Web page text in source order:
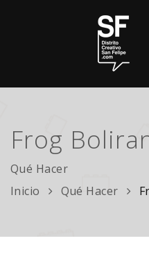
Frog
Qué Hacer
Inicio
Qué Hacer